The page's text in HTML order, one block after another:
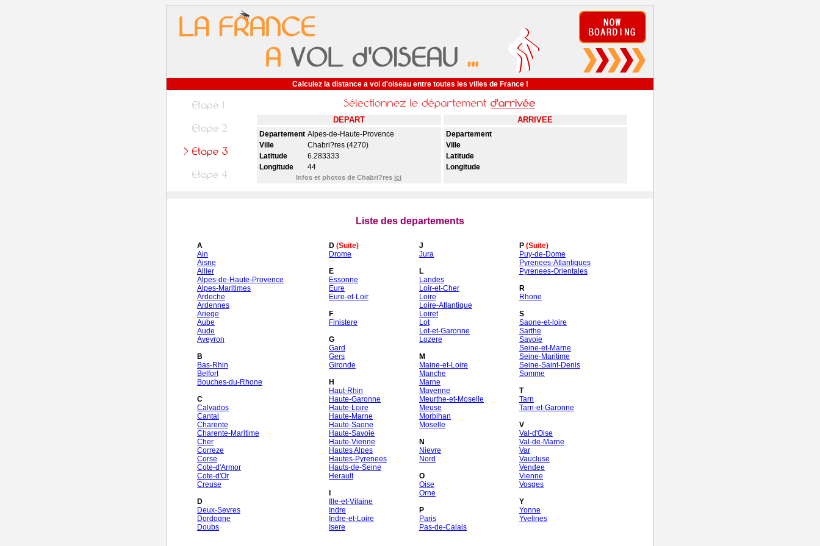
Calculez la distance a vol d'oiseau entre toutes les villes de France !
DEPART ARRIVEE
Departement Alpes-de-Haute-Provence
Ville
Chabri?res (4270)
Latitude
6.283333
Longitude
44
Infos et photos de Chabri?res ici
Departement
Ville
Latitude
Longitude
Liste des departements
A
Ain
Aisne
Allier
Alpes-de-Haute-Provence
Alpes-Maritimes
Ardeche
Ardennes
Ariege
Aube
Aude
Aveyron
B
Bas-Rhin
Belfort
Bouches-du-Rhone
C
Calvados
Cantal
Charente
Charente-Maritime
Cher
Correze
Corse
Cote-d'Armor
Cote-d'Or
Creuse
D
Deux-Sevres
Dordogne
Doubs
D (Suite)
Drome
E
Essonne
Eure
Eure-et-Loir
F
Finistere
G
Gard
Gers
Gironde
H
Haut-Rhin
Haute-Garonne
Haute-Loire
Haute-Marne
Haute-Saone
Haute-Savoie
Haute-Vienne
Hautes Alpes
Hautes-Pyrenees
Hauts-de-Seine
Herault
Ille-et-Vilaine
Indre
Indre-et-Loire
Isere
J
Jura
L
Landes
Loir-et-Cher
Loire
Loire-Atlantique
Loiret
Lot
Lot-et-Garonne
Lozere
M
Maine-et-Loire
Manche
Marne
Mayenne
Meurthe-et-Moselle
Meuse
Morbihan
Moselle
N
Nievre
Nord
O
Oise
Orne
P
Paris
Pas-de-Calais
P (Suite)
Puy-de-Dome
Pyrenees-Atlantiques
Pyrenees-Orientales
R
Rhone
S
Saone-et-loire
Sarthe
Savoie
Seine-et-Marne
Seine-Maritime
Seine-Saint-Denis
Somme
T
Tarn
Tarn-et-Garonne
V
Val-d'Oise
Val-de-Marne
Var
Vaucluse
Vendee
Vienne
Vosges
Y
Yonne
Yvelines